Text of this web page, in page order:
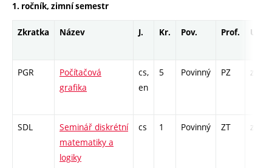
1. ročník, zimní semestr
Zkratka Název J. Kr. Pov. Prof. Uk.
PGR
Počítačová
grafika
cs,
en
5 Povinný PZ zk
SDL
Seminář diskrétní
matematiky a
logiky
cs 1 Povinný ZT zá